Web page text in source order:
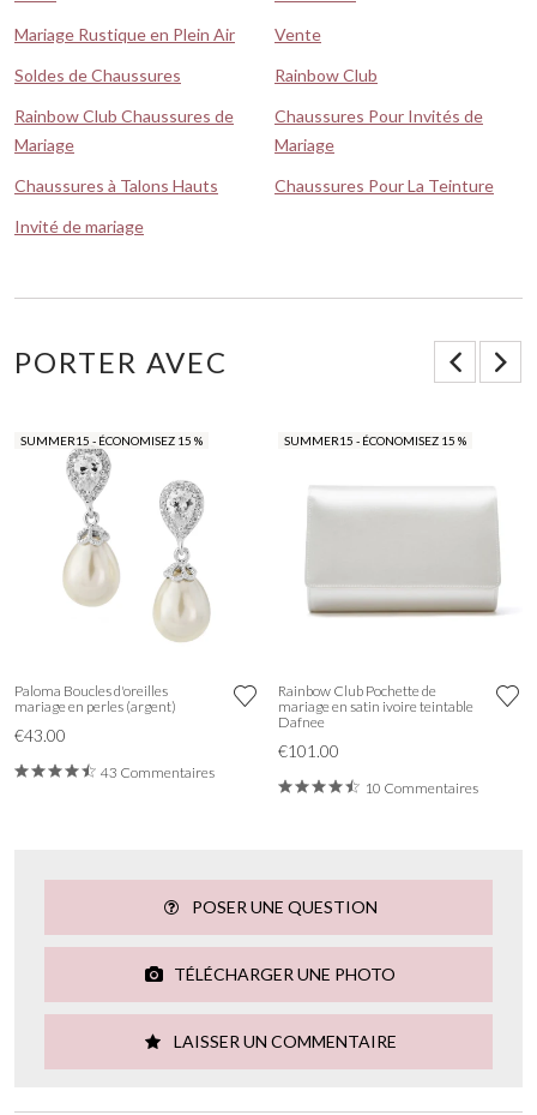
Mariage Rustique en Plein Air
Vente
Soldes de Chaussures
Rainbow Club
Rainbow Club Chaussures de
Mariage
Chaussures Pour Invités de
Mariage
Chaussures à Talons Hauts
Chaussures Pour La Teinture
Invité de mariage
PORTER AVEC
SUMMER15 - ÉCONOMISEZ 15 %
Paloma Boucles d'oreilles
mariage en perles (argent)
€43.00
43 Commentaires
SUMMER15 - ÉCONOMISEZ 15 %
Rainbow Club Pochette de
mariage en satin ivoire teintable
Dafnee
€101.00
10 Commentaires
POSER UNE QUESTION
TÉLÉCHARGER UNE PHOTO
LAISSER UN COMMENTAIRE